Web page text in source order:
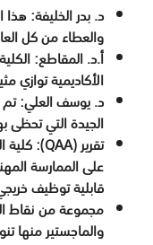
د. بدر الخليفة:
والعطاء من كل
أ.د. المقاطع:
الأكاديمية توازي
د. يوسف العلي: تم
الجيدة التي تحظى
تقرير (QAA): كلية
على الممارسة
قابلية توظيف
مجموعة من نقاط
والماجستير منها